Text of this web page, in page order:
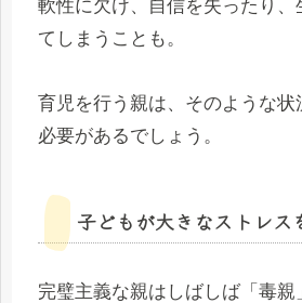
軟性に欠け、自信を失ったり、
てしまうことも。
育児を行う親は、そのような状
必要があるでしょう。
子どもが大きなストレス
完璧主義な親はしばしば「毒親